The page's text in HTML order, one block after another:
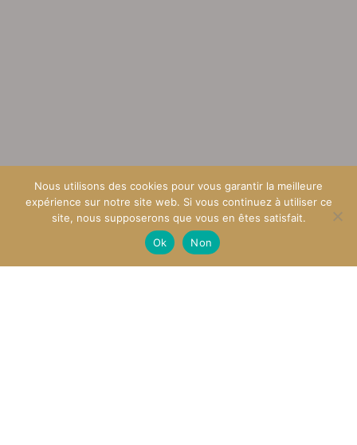
Nous utilisons des cookies pour vous garantir la meilleure
expérience sur notre site web. Si vous continuez à utiliser ce
site, nous supposerons que vous en êtes satisfait.
Ok
Non